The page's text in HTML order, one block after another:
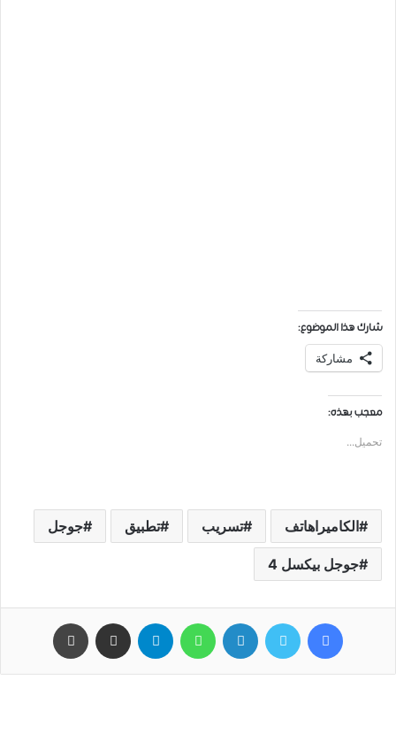
شارك هذا الموضوع:
مشاركة
معجب بهذه:
تحميل...
ﺍﻟﻜﺎﻣﻴﺮﺍهاتف تسريب تطبيق جوجل
ﺟﻮﺟﻞ ﺑﻴﻜﺴﻞ 4
فيسبوك تويتر لينكدإن واتساب تيلقرام مشاركة عبر البريد